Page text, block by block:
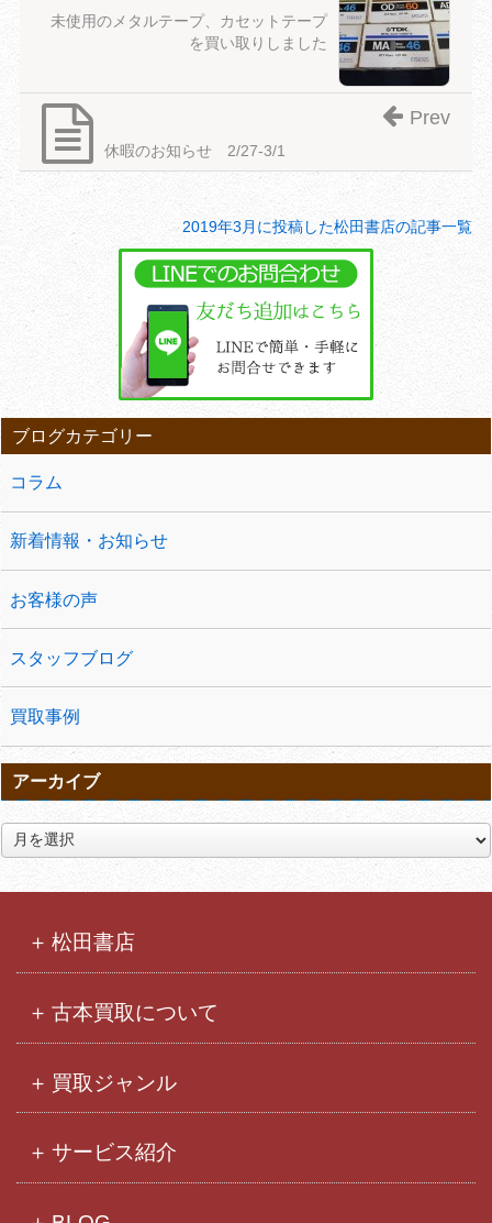
未使用のメタルテープ、カセットテープ
を買い取りしました
休暇のお知らせ 2/27-3/1
Prev
2019年3月に投稿した松田書店の記事一覧
ブログカテゴリー
コラム
新着情報・お知らせ
お客様の声
スタッフブログ
買取事例
アーカイブ
ア
ー
松田書店
古本買取について
買取ジャンル
サービス紹介